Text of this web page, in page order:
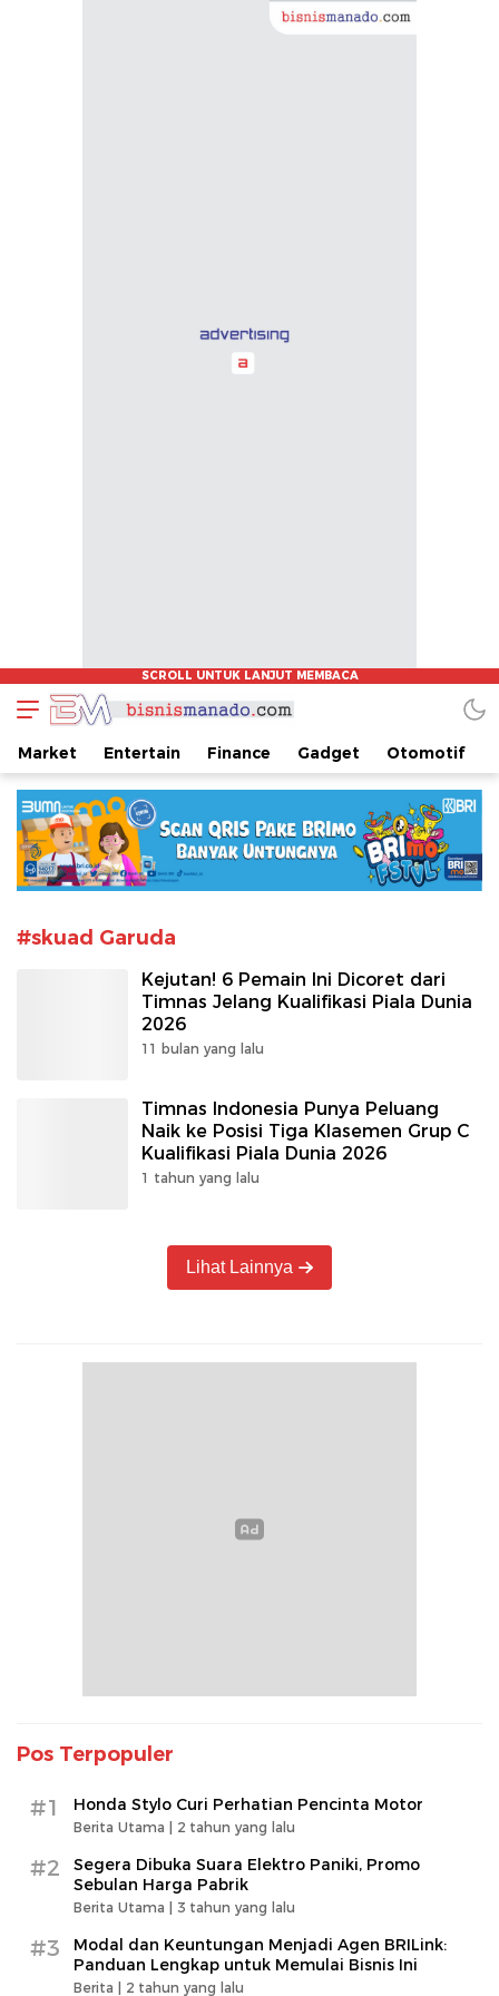
www.bisnismanado.com
Berita Bisnis Sulawesi Utara
Market Entertain Finance Gadget Otomotif
#skuad Garuda
Kejutan! 6 Pemain Ini Dicoret dari
Timnas Jelang Kualifikasi Piala Dunia
2026
11 bulan yang lalu
Timnas Indonesia Punya Peluang
Naik ke Posisi Tiga Klasemen Grup C
Kualifikasi Piala Dunia 2026
1 tahun yang lalu
Lihat Lainnya
Pos Terpopuler
#1 Honda Stylo Curi Perhatian Pencinta Motor
Berita Utama | 2 tahun yang lalu
#2
Segera Dibuka Suara Elektro Paniki, Promo
Sebulan Harga Pabrik
Berita Utama | 3 tahun yang lalu
#3
Modal dan Keuntungan Menjadi Agen BRILink:
Panduan Lengkap untuk Memulai Bisnis Ini
Berita | 2 tahun yang lalu